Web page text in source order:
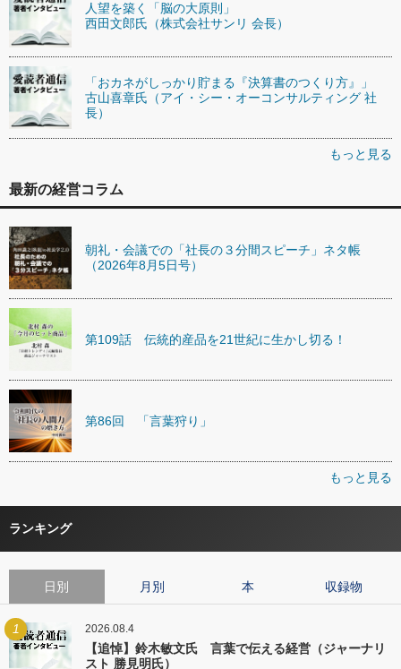
人望を築く「脳の大原則」
西田文郎氏（株式会社サンリ 会長）
「おカネがしっかり貯まる『決算書のつくり方』」
古山喜章氏（アイ・シー・オーコンサルティング 社
長）
もっと見る
最新の経営コラム
朝礼・会議での「社長の３分間スピーチ」ネタ帳
（2026年8月5日号）
第109話 伝統的産品を21世紀に生かし切る！
第86回 「言葉狩り」
もっと見る
ランキング
日別 月別 本 収録物
1 2026.08.4
【追悼】鈴木敏文氏 言葉で伝える経営（ジャーナリ
スト 勝見明氏）